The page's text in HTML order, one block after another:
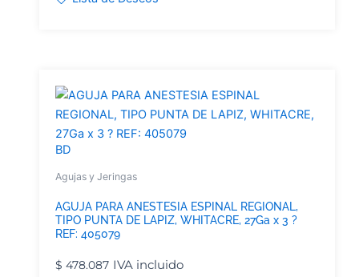
BD
Agujas y Jeringas
AGUJA PARA ANESTESIA ESPINAL REGIONAL,
TIPO PUNTA DE LAPIZ, WHITACRE, 27Ga x 3 ?
REF: 405079
$ 478.087 IVA incluido